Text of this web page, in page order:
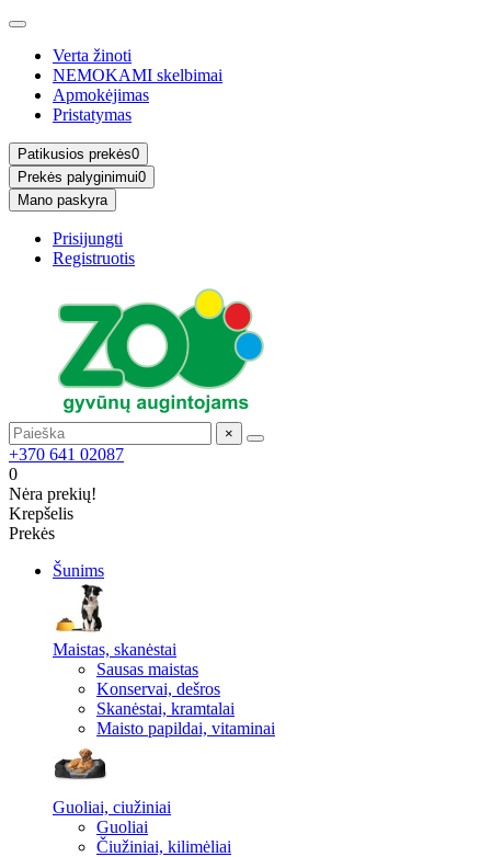
Verta žinoti
NEMOKAMI skelbimai
Apmokėjimas
Pristatymas
Patikusios prekės0
Prekės palyginimui0
Mano paskyra
Prisijungti
Registruotis
×
+370 641 02087
0
Nėra prekių!
Krepšelis
Prekės
Šunims
Maistas, skanėstai
Sausas maistas
Konservai, dešros
Skanėstai, kramtalai
Maisto papildai, vitaminai
Guoliai, ciužiniai
Guoliai
Čiužiniai, kilimėliai